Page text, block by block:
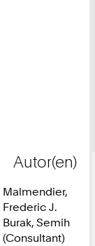
Autor(en)
Malmendier,
Frederic J.
Burak, Semih
(Consultant)